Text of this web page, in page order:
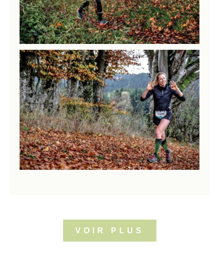
VOIR PLUS